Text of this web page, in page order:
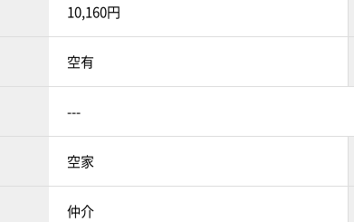
10,160円
空有
---
空家
仲介